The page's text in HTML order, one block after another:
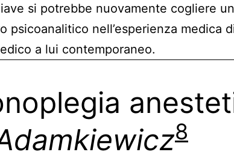
si potrebbe nuovamente cogliere
psicoanalitico nell’esperienza medica
a lui contemporaneo.
8